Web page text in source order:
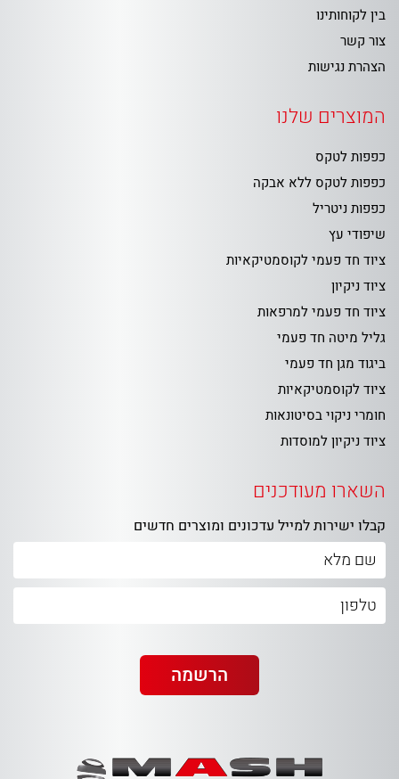
בין לקוחותינו
צור קשר
הצהרת נגישות
המוצרים שלנו
כפפות לטקס
כפפות לטקס ללא אבקה
כפפות ניטריל
שיפודי עץ
ציוד חד פעמי לקוסמטיקאיות
ציוד ניקיון
ציוד חד פעמי למרפאות
גליל מיטה חד פעמי
ביגוד מגן חד פעמי
ציוד לקוסמטיקאיות
חומרי ניקוי בסיטונאות
ציוד ניקיון למוסדות
השארו מעודכנים
קבלו ישירות למייל עדכונים ומוצרים חדשים